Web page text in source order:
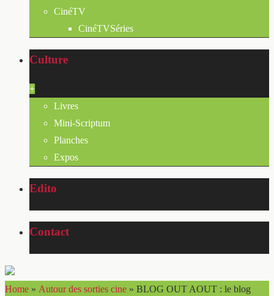
CinéTV
CinéTVSéries
Culture
+
Livres
Mini-Scriptum
Planches
Expos
Edito
Contact
Home » Autour des sorties cine » BLOG OUT AOUT : le blog